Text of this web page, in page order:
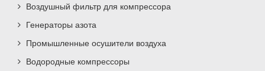
Воздушный фильтр для компрессора
Генераторы азота
Промышленные осушители воздуха
Водородные компрессоры